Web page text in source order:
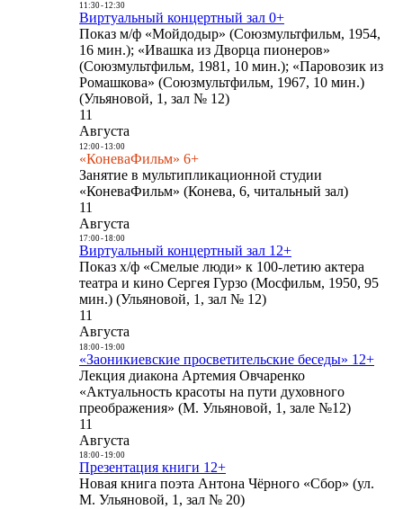
11:30- 12:30
Виртуальный концертный зал 0+
Показ м/ф «Мойдодыр» (Союзмультфильм, 1954,
16 мин.); «Ивашка из Дворца пионеров»
(Союзмультфильм, 1981, 10 мин.); «Паровозик из
Ромашкова» (Союзмультфильм, 1967, 10 мин.)
(Ульяновой, 1, зал № 12)
11
Августа
12:00- 13:00
«КоневаФильм» 6+
Занятие в мультипликационной студии
«КоневаФильм» (Конева, 6, читальный зал)
11
Августа
17:00- 18:00
Виртуальный концертный зал 12+
Показ х/ф «Смелые люди» к 100-летию актера
театра и кино Сергея Гурзо (Мосфильм, 1950, 95
мин.) (Ульяновой, 1, зал № 12)
11
Августа
18:00- 19:00
«Заоникиевские просветительские беседы» 12+
Лекция диакона Артемия Овчаренко
«Актуальность красоты на пути духовного
преображения» (М. Ульяновой, 1, зале №12)
11
Августа
18:00- 19:00
Презентация книги 12+
Новая книга поэта Антона Чёрного «Сбор» (ул.
М. Ульяновой, 1, зал № 20)